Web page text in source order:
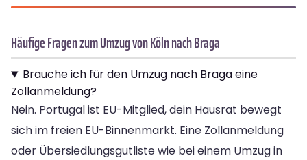
Häufige Fragen zum Umzug von Köln nach Braga
Brauche ich für den Umzug nach Braga eine
Zollanmeldung?
Nein. Portugal ist EU-Mitglied, dein Hausrat bewegt
sich im freien EU-Binnenmarkt. Eine Zollanmeldung
oder Übersiedlungsgutliste wie bei einem Umzug in